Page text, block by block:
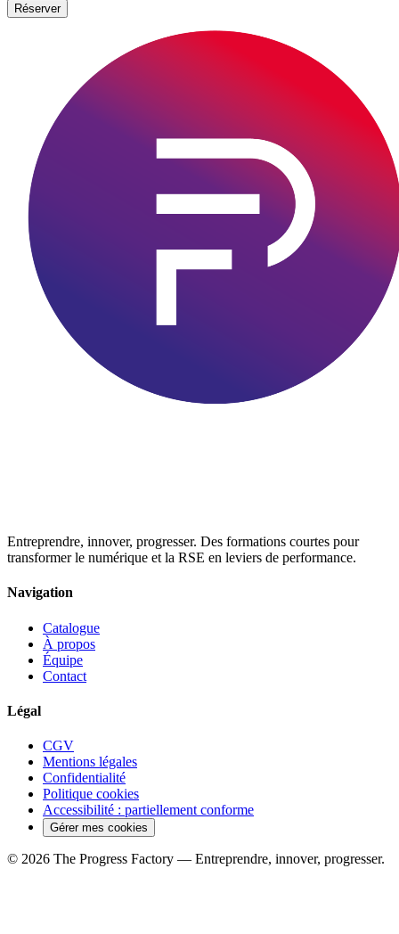
Réserver
Entreprendre, innover, progresser. Des formations courtes pour
transformer le numérique et la RSE en leviers de performance.
Navigation
Catalogue
À propos
Équipe
Contact
Légal
CGV
Mentions légales
Confidentialité
Politique cookies
Accessibilité : partiellement conforme
Gérer mes cookies
© 2026 The Progress Factory — Entreprendre, innover, progresser.